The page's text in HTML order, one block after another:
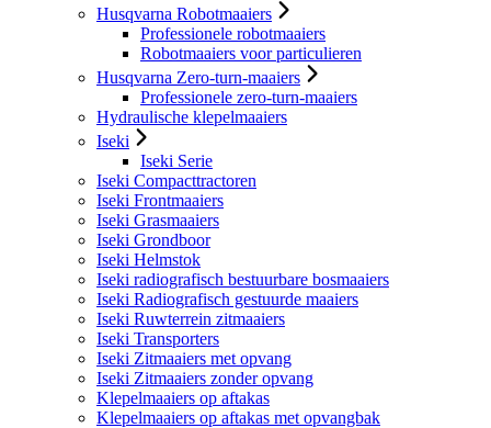
Husqvarna Robotmaaiers
Professionele robotmaaiers
Robotmaaiers voor particulieren
Husqvarna Zero-turn-maaiers
Professionele zero-turn-maaiers
Hydraulische klepelmaaiers
Iseki
Iseki Serie
Iseki Compacttractoren
Iseki Frontmaaiers
Iseki Grasmaaiers
Iseki Grondboor
Iseki Helmstok
Iseki radiografisch bestuurbare bosmaaiers
Iseki Radiografisch gestuurde maaiers
Iseki Ruwterrein zitmaaiers
Iseki Transporters
Iseki Zitmaaiers met opvang
Iseki Zitmaaiers zonder opvang
Klepelmaaiers op aftakas
Klepelmaaiers op aftakas met opvangbak